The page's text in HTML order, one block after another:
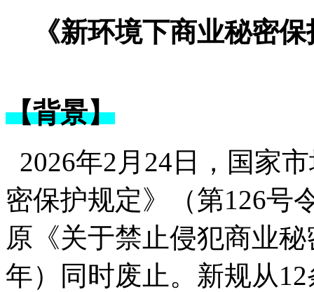
《新环境下商业秘密
【背景】
2026年2月24日，国家
密保护规定》（第126号
原《关于禁止侵犯商业
年）同时废止。新规从